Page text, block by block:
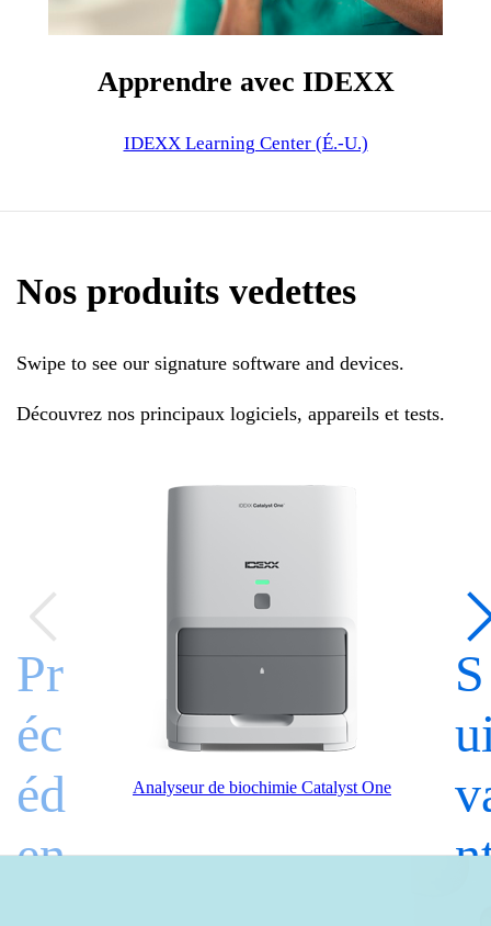
Apprendre avec IDEXX
IDEXX Learning Center (É.-U.)
Nos produits vedettes
Swipe to see our signature software and devices.
Découvrez nos principaux logiciels, appareils et tests.
Analyseur de biochimie Catalyst One
Pr
éc
éd
en
S